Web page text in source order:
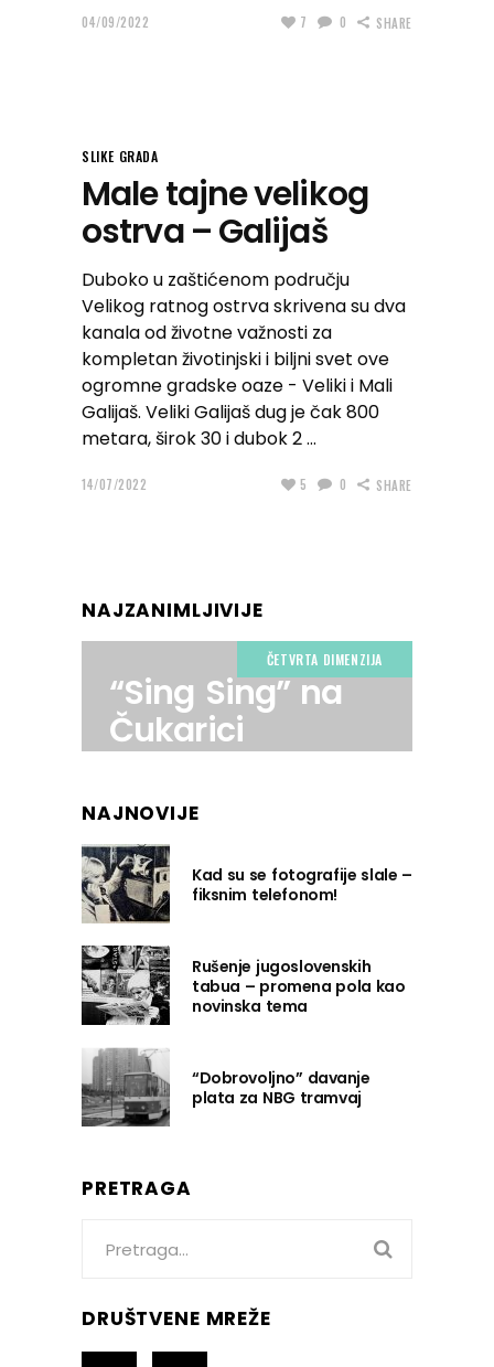
04/09/2022 7 0 SHARE
SLIKE GRADA
Male tajne velikog
ostrva – Galijaš
Duboko u zaštićenom području
Velikog ratnog ostrva skrivena su dva
kanala od životne važnosti za
kompletan životinjski i biljni svet ove
ogromne gradske oaze - Veliki i Mali
Galijaš. Veliki Galijaš dug je čak 800
metara, širok 30 i dubok 2
14/07/2022 5 0 SHARE
NAJZANIMLJIVIJE
ČETVRTA DIMENZIJA
“Sing Sing” na
Čukarici
NAJNOVIJE
Kad su se fotografije slale –
fiksnim telefonom!
Rušenje jugoslovenskih
tabua – promena pola kao
novinska tema
“Dobrovoljno” davanje
plata za NBG tramvaj
PRETRAGA
DRUŠTVENE MREŽE